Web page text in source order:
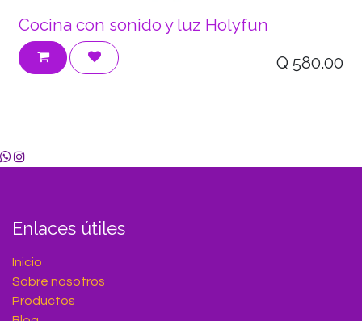
Cocina con sonido y luz Holyfun
Q 580.00
Enlaces útiles
Inicio
Sobre nosotros
Productos